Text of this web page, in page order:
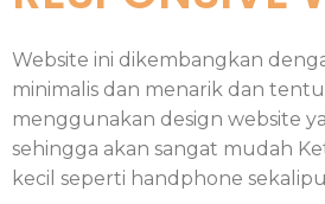
Website ini dikembangkan
minimalis dan menarik dan
menggunakan design website
sehingga akan sangat mudah
kecil seperti handphone